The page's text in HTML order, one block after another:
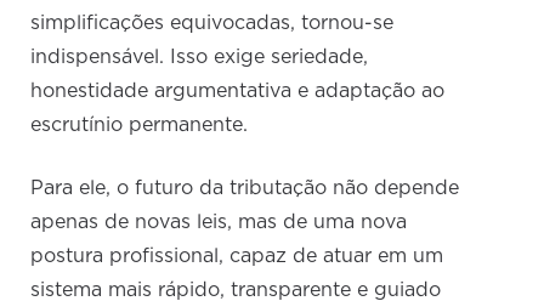
simplificações equivocadas, tornou-se
indispensável. Isso exige seriedade,
honestidade argumentativa e adaptação ao
escrutínio permanente.
Para ele, o futuro da tributação não depende
apenas de novas leis, mas de uma nova
postura profissional, capaz de atuar em um
sistema mais rápido, transparente e guiado